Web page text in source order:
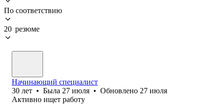
По соответствию
20 резюме
Начинающий специалист
30 лет • Была 27 июля • Обновлено 27 июля
Активно ищет работу